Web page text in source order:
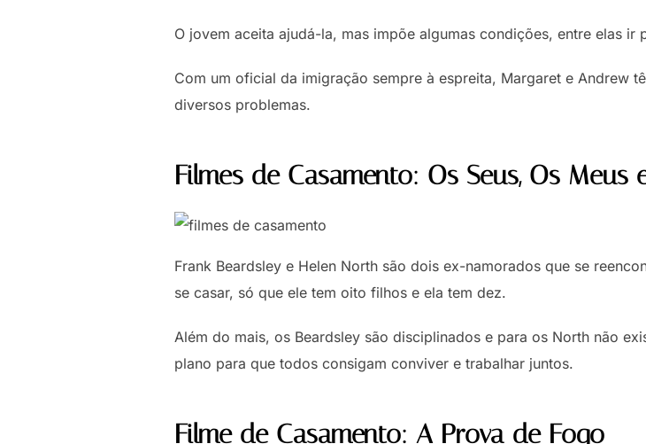
O jovem aceita ajudá-la, mas impõe algumas condições, entre elas
Com um oficial da imigração sempre à espreita, Margaret e Andrew
diversos problemas.
Filmes de Casamento: Os Seus, Os Meus
Frank Beardsley e Helen North são dois ex-namorados que se
se casar, só que ele tem oito filhos e ela tem dez.
Além do mais, os Beardsley são disciplinados e para os North não
plano para que todos consigam conviver e trabalhar juntos.
Filme de Casamento: A Prova de Fogo